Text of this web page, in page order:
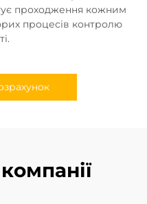
проходження кожним
процесів контролю